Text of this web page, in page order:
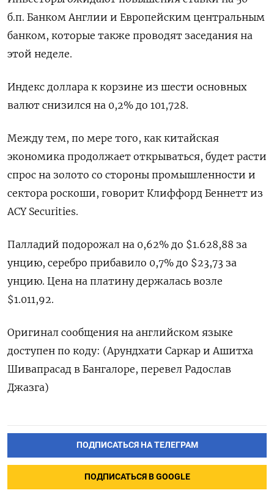
б.п. Банком Англии и Европейским центральным
банком, которые также проводят заседания на
этой неделе.
Индекс доллара к корзине из шести основных
валют снизился на 0,2% до 101,728​.
Между тем, по мере того, как китайская
экономика продолжает открываться, будет расти
спрос на золото со стороны промышленности и
сектора роскоши, говорит Клиффорд Беннетт из
ACY Securities.
Палладий подорожал на 0,62% до $1.628,88​​ за
унцию, серебро прибавило 0,7% до $23,73​ за
унцию. Цена на платину держалась возле
$1.011,92.
Оригинал сообщения на английском языке
доступен по коду: (Арундхати Саркар и Ашитха
Шивапрасад в Бангалоре, перевел Радослав
Джазга)
ПОДПИСАТЬСЯ НА ТЕЛЕГРАМ
ПОДПИСАТЬСЯ В GOOGLE